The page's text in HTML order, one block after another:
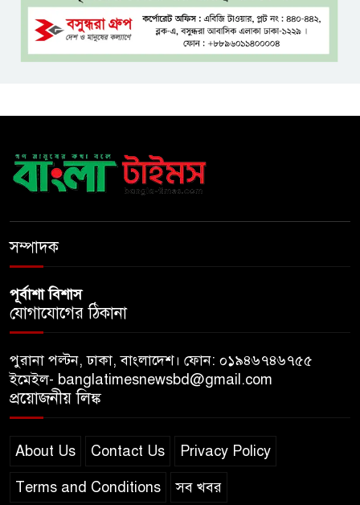
তনু হত্যা মামলায় সাবেক
সেনাসদস্য হাফিজুর রহমানকে
হাসিনাকে ঘিরে ঢাকা-দিল্লি সম্পর্কে
মজুদদারির বিরুদ্ধে বিশেষ ক্ষমতা
সম্পাদক
পূর্বাশা বিশাস
যোগাযোগের ঠিকানা
পুরানা পল্টন, ঢাকা, বাংলাদেশ। ফোন: ০১৯৪৬৭৪৬৭৫৫
ইমেইল- banglatimesnewsbd@gmail.com
প্রয়োজনীয় লিঙ্ক
About Us Contact Us Privacy Policy
Terms and Conditions সব খবর